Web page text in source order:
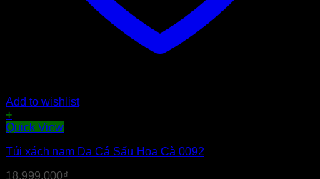
Add to wishlist
+
Quick View
Túi xách nam Da Cá Sấu Hoa Cà 0092
18.999.000₫